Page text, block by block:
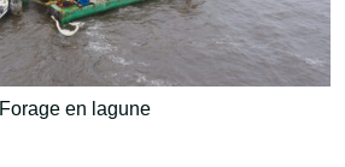
Forage en lagune